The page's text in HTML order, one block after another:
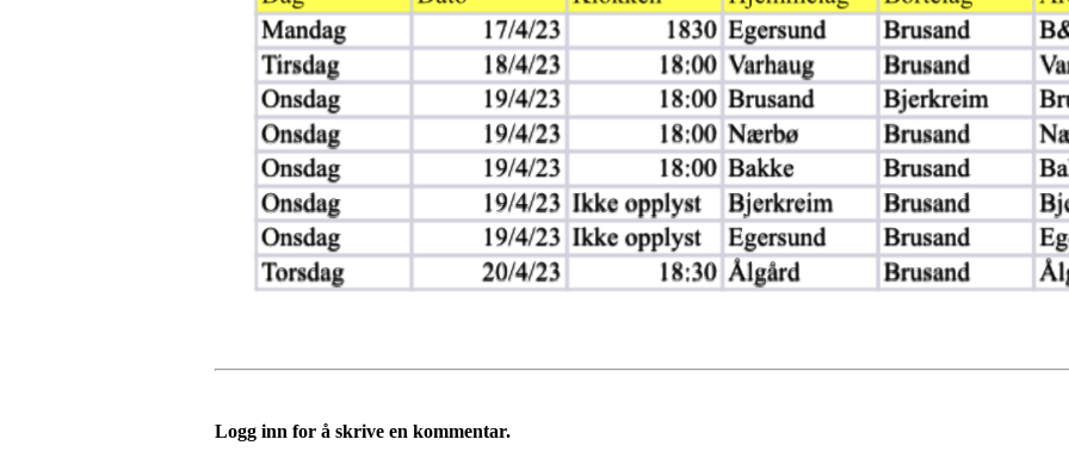
Logg inn for å skrive en kommentar.